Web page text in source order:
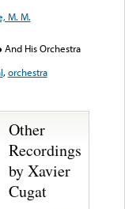
M. M.
And His Orchestra
,orchestra
Other
Recordings
by Xavier
Cugat